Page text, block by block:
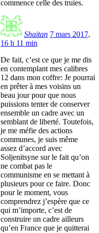
commence celle des truies.
Shaitan 7 mars 2017,
16 h 11 min
De fait, c’est ce que je me dis
en contemplant mes calibres
12 dans mon coffre: Je pourrai
en prêter à mes voisins un
beau jour pour que nous
puissions tenter de conserver
ensemble un cadre avec un
semblant de liberté. Toutefois,
je me méfie des actions
communes, je suis même
assez d’accord avec
Soljenitsyne sur le fait qu’on
ne combat pas le
communisme en se mettant à
plusieurs pour ce faire. Donc
pour le moment, vous
comprendrez j’espère que ce
qui m’importe, c’est de
construire un cadre ailleurs
qu’en France que je quitterai